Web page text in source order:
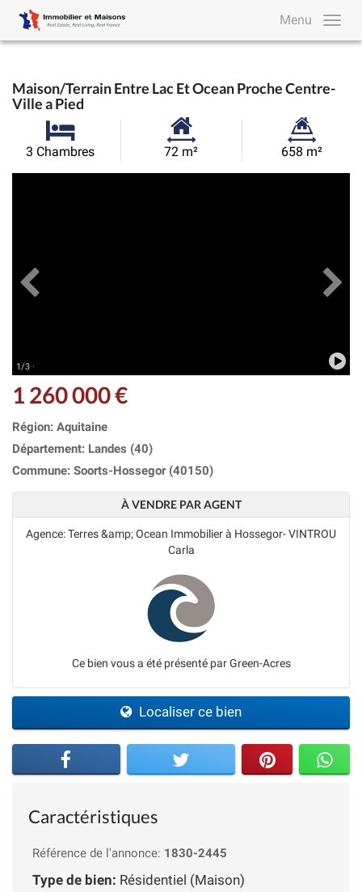
Menu
Maison/Terrain Entre Lac Et Ocean Proche Centre-
Ville a Pied
3 Chambres
Surface
72 m²
Superficie
658 m²
1/3 ·
1 260 000 €
Région: Aquitaine
Département: Landes (40)
Commune: Soorts-Hossegor (40150)
À VENDRE PAR AGENT
Agence: Terres &amp; Ocean Immobilier à Hossegor- VINTROU
Carla
Ce bien vous a été présenté par Green-Acres
Localiser ce bien
Caractéristiques
Référence de l'annonce: 1830-2445
Type de bien: Résidentiel (Maison)